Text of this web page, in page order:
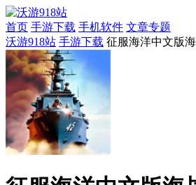
首页 手游下载 手机软件 文章专题
沃游918站 手游下载 征服海洋中文版